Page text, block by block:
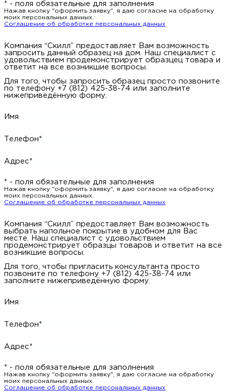
* - поля обязательные для заполнения
Нажав кнопку "оформить заявку", я даю согласие на обработку
моих персональных данных.
Соглашение об обработке персональных данных
Компания “Скилл” предоставляет Вам возможность
запросить данный образец на дом. Наш специалист с
удовольствием продемонстрирует образцец товара и
ответит на все возникшие вопросы.
Для того, чтобы запросить образец просто позвоните
по телефону +7 (812) 425-38-74 или заполните
нижеприведённую форму.
Имя
Телефон*
Адрес*
* - поля обязательные для заполнения
Нажав кнопку "оформить заявку", я даю согласие на обработку
моих персональных данных.
Соглашение об обработке персональных данных
Компания “Скилл” предоставляет Вам возможность
выбрать напольное покрытие в удобном для Вас
месте. Наш специалист с удовольствием
продемонстрирует образцы товаров и ответит на все
возникшие вопросы.
Для того, чтобы пригласить консультанта просто
позвоните по телефону +7 (812) 425-38-74 или
заполните нижеприведённую форму.
Имя
Телефон*
Адрес*
* - поля обязательные для заполнения
Нажав кнопку "оформить заявку", я даю согласие на обработку
моих персональных данных.
Соглашение об обработке персональных данных